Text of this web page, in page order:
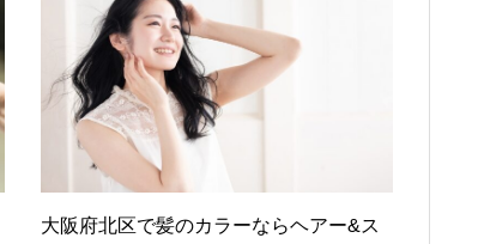
大阪府北区で髪のカラーならヘアー&ス